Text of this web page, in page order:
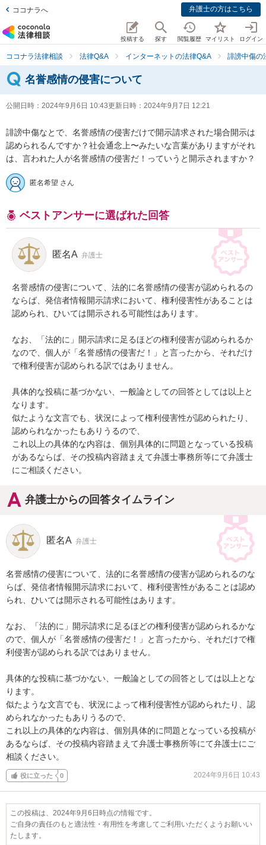
ココナラへ 弁護士の方はこちら
投稿する 探す 閲覧履歴 マイリスト ログイン
ココナラ法律相談 法律Q&A インターネットの法律Q&A 誹謗中傷の
名誉感情の侵害について
公開日時： 2024年9月6日 10:43更新日時： 2024年9月7日 12:21
誹謗中傷なとで、名誉感情の侵害だけで開示請求された場合開示は
認められるんですか？社会通念上〜みたいな言葉がありますがそれ
は、言われた人が名誉感情の侵害だ！っていうと開示されますか？
匿名希望 さん
ベストアンサーに選ばれた回答
匿名A 弁護士
名誉感情の侵害について、法的に名誉感情の侵害が認められるの
ならば、発信者情報開示請求において、権利侵害性があることは
認められ、ひいては開示される可能性はあります。
なお、「法的に」開示請求に足るほどの権利侵害が認められるか
なので、個人が「名誉感情の侵害だ！」と言ったから、それだけ
で権利侵害が認められる訳ではありません。
具体的な投稿に基づかない、一般論としての回答としては以上と
なります。
似たような文言でも、状況によって権利侵害性が認められたり、
認められなかったもありうるので、
これ以上の具体的な内容は、個別具体的に問題となっている投稿
があるならば、その投稿内容踏まえて弁護士事務所等にて弁護士
にご相談ください。
弁護士からの回答タイムライン
匿名A 弁護士
名誉感情の侵害について、法的に名誉感情の侵害が認められるのな
らば、発信者情報開示請求において、権利侵害性があることは認め
られ、ひいては開示される可能性はあります。
なお、「法的に」開示請求に足るほどの権利侵害が認められるかな
ので、個人が「名誉感情の侵害だ！」と言ったから、それだけで権
利侵害が認められる訳ではありません。
具体的な投稿に基づかない、一般論としての回答としては以上とな
ります。
似たような文言でも、状況によって権利侵害性が認められたり、認
められなかったもありうるので、
これ以上の具体的な内容は、個別具体的に問題となっている投稿が
あるならば、その投稿内容踏まえて弁護士事務所等にて弁護士にご
相談ください。
役に立った 0 2024年9月6日 10:43
この投稿は、2024年9月6日時点の情報です。
ご自身の責任のもと適法性・有用性を考慮してご利用いただくようお願いい
たします。